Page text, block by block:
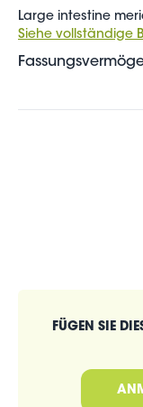
Large intestine
Siehe vollständige
FÜGEN SIE